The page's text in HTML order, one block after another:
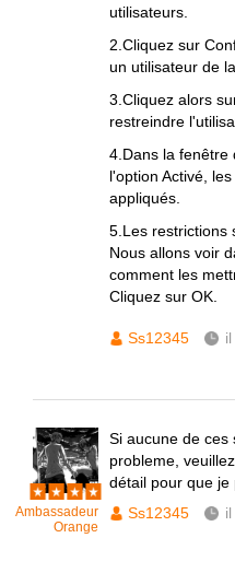
utilisateurs.
2.Cliquez sur
un utilisateur de
3.Cliquez alors
restreindre
4.Dans la fenêtre
l'option Activé,
appliqués.
5.Les restrictions
Nous allons voir
comment les
Cliquez sur OK.
Ss12345
Ambassadeur
Orange
Si aucune de ces
probleme,
détail pour que je
Ss12345